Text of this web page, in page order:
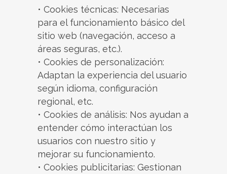
• Cookies técnicas: Necesarias
para el funcionamiento básico del
sitio web (navegación, acceso a
áreas seguras, etc.).
• Cookies de personalización:
Adaptan la experiencia del usuario
según idioma, configuración
regional, etc.
• Cookies de análisis: Nos ayudan a
entender cómo interactúan los
usuarios con nuestro sitio y
mejorar su funcionamiento.
• Cookies publicitarias: Gestionan